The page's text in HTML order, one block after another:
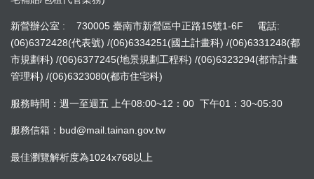
新營辦公室 : 730005 臺南市新營區中正路15號1-6F 電話:
(06)6372428(代表號) /(06)6334251(國土計畫科) /(06)6331248(都
市規劃科) /(06)6377245(地景規劃工程科) /(06)6323294(都市計畫
管理科) /(06)6323080(都市住宅科)
服務時間：週一至週五 上午08:00~12：00 下午01：30~05:30
服務信箱：bud@mail.tainan.gov.tw
最佳瀏覽解析度為1024x768以上